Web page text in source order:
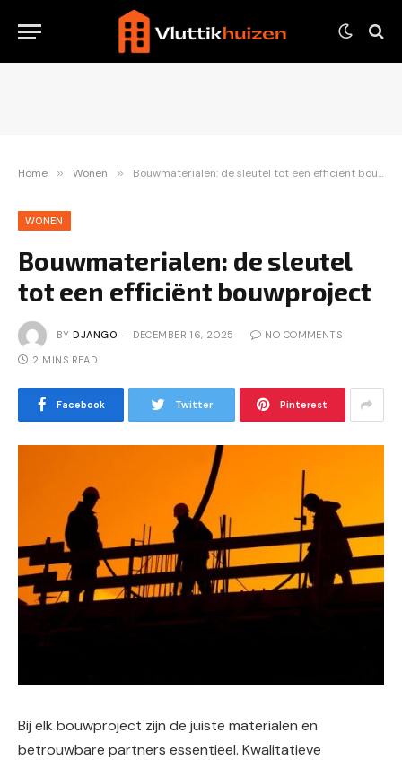
Home » Wonen » Bouwmaterialen: de sleutel tot een efficiënt bouwproject
WONEN
Bouwmaterialen: de sleutel
tot een efficiënt bouwproject
BY DJANGO DECEMBER 16, 2025 NO COMMENTS
2 MINS READ
Facebook Twitter Pinterest
Bij elk bouwproject zijn de juiste materialen en
betrouwbare partners essentieel. Kwalitatieve